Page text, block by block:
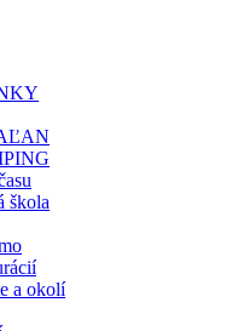
škola
a okolí